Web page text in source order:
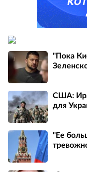
"Пока
США:
для
"Ее